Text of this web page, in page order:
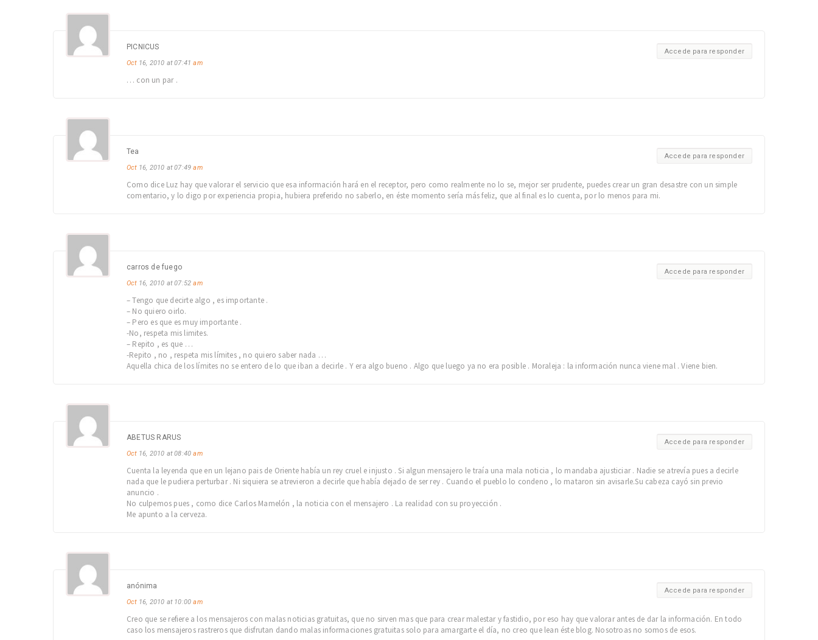
Accede para responder
PICNICUS
Oct16, 2010 at 07:41am
… con un par .
Accede para responder
Tea
Oct16, 2010 at 07:49am
Como dice Luz hay que valorar el servicio que esa información hará en el receptor, pero como realmente no lo se, mejor ser prudente, puedes crear un gran desastre con un simple
comentario, y lo digo por experiencia propia, hubiera preferido no saberlo, en éste momento sería más feliz, que al final es lo cuenta, por lo menos para mi.
Accede para responder
carros de fuego
Oct16, 2010 at 07:52am
– Tengo que decirte algo , es importante .
– No quiero oirlo.
– Pero es que es muy importante .
-No, respeta mis limites.
– Repito , es que …
-Repito , no , respeta mis límites , no quiero saber nada …
Aquella chica de los límites no se entero de lo que iban a decirle . Y era algo bueno . Algo que luego ya no era posible . Moraleja : la información nunca viene mal . Viene bien.
Accede para responder
ABETUS RARUS
Oct16, 2010 at 08:40am
Cuenta la leyenda que en un lejano pais de Oriente había un rey cruel e injusto . Si algun mensajero le traía una mala noticia , lo mandaba ajusticiar . Nadie se atrevía pues a decirle
nada que le pudiera perturbar . Ni siquiera se atrevieron a decirle que había dejado de ser rey . Cuando el pueblo lo condeno , lo mataron sin avisarle.Su cabeza cayó sin previo
anuncio .
No culpemos pues , como dice Carlos Mamelón , la noticia con el mensajero . La realidad con su proyección .
Me apunto a la cerveza.
Accede para responder
anónima
Oct16, 2010 at 10:00am
Creo que se refiere a los mensajeros con malas noticias gratuitas, que no sirven mas que para crear malestar y fastidio, por eso hay que valorar antes de dar la información. En todo
caso los mensajeros rastreros que disfrutan dando malas informaciones gratuitas solo para amargarte el día, no creo que lean éste blog. Nosotroas no somos de esos.